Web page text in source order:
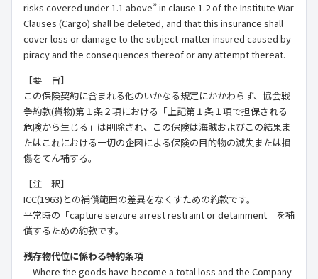
risks covered under 1.1 above” in clause 1.2 of the Institute War
Clauses (Cargo) shall be deleted, and that this insurance shall
cover loss or damage to the subject-matter insured caused by
piracy and the consequences thereof or any attempt thereat.
【要 旨】
この保険契約に含まれる他のいかなる規定にかかわらず、協会戦
争約款(貨物)第１条２項における「上記第１条１項で担保される
危険から生じる」は削除され、この保険は海賊およびこの結果ま
たはこれにおける一切の企図による保険の目的物の滅失または損
傷をてん補する。
【注 釈】
ICC(1963) との補償範囲の差異をなくすための約款です。
平常時の「capture seizure arrest restraint or detainment 」を補
償するための約款です。
残存物代位に係わる特約条項
Where the goods have become a total loss and the Company